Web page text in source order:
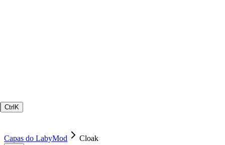
Ctrl K
Capas do LabyMod Cloak